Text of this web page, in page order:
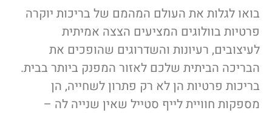
בואו לגלות את העולם המהמם של בריכות יוקרה
פרטיות בוולוגים המציעים הצצה אמיתית
לעיצובים, רעיונות והשדרוגים שהופכים את
הבריכה הביתית שלכם לאזור המפנק ביותר בבית.
בריכות פרטיות הן לא רק פתרון לשחייה, הן
מספקות חוויית לייף סטייל שאין שנייה לה –